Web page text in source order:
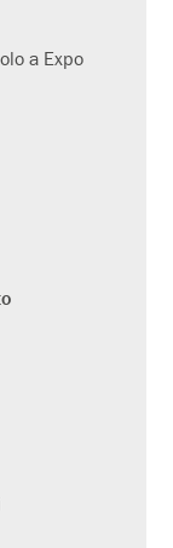
a Expo